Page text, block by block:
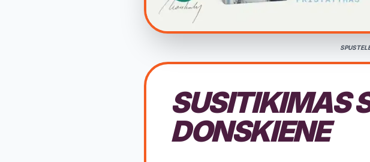
SUSITIKIMAS
DONSKIENE